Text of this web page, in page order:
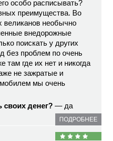
особо расписывать?
преимущества. Во
необычно
внедорожные
поискать у других
без проблем по очень
там где их нет и никогда
не зажратые и
мы очень
своих денег? — да
ПОДРОБНЕЕ